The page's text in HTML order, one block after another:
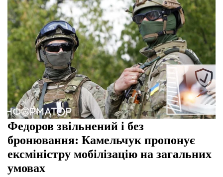
Федоров звільнений і без
бронювання: Камельчук пропонує
ексміністру мобілізацію на загальних
умовах